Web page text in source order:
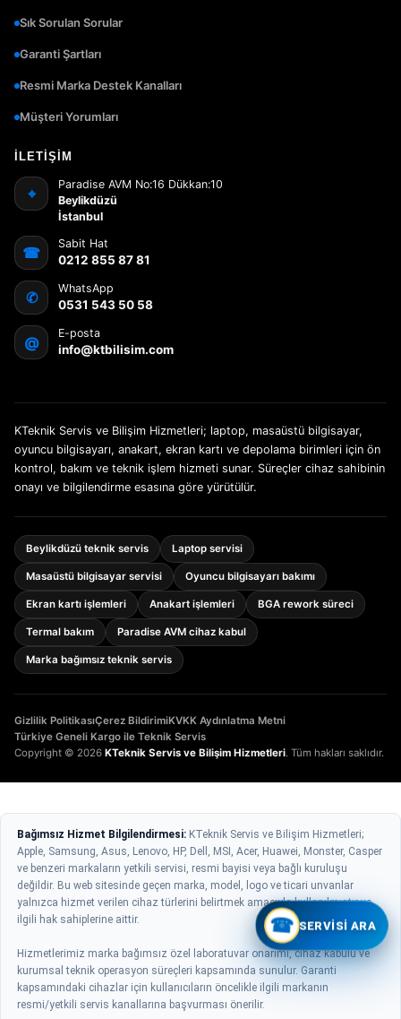
Sık Sorulan Sorular
Garanti Şartları
Resmi Marka Destek Kanalları
Müşteri Yorumları
İLETIŞIM
⌖
Paradise AVM No:16 Dükkan:10
Beylikdüzü
İstanbul
☎
Sabit Hat
0212 855 87 81
✆
WhatsApp
0531 543 50 58
@
E-posta
info@ktbilisim.com
KTeknik Servis ve Bilişim Hizmetleri; laptop, masaüstü bilgisayar,
oyuncu bilgisayarı, anakart, ekran kartı ve depolama birimleri için ön
kontrol, bakım ve teknik işlem hizmeti sunar. Süreçler cihaz sahibinin
onayı ve bilgilendirme esasına göre yürütülür.
Beylikdüzü teknik servis Laptop servisi
Masaüstü bilgisayar servisi Oyuncu bilgisayarı bakımı
Ekran kartı işlemleri Anakart işlemleri BGA rework süreci
Termal bakım Paradise AVM cihaz kabul
Marka bağımsız teknik servis
Copyright © 2026 KTeknik Servis ve Bilişim Hizmetleri. Tüm hakları saklıdır.
Gizlilik PolitikasıÇerez BildirimiKVKK Aydınlatma Metni
Türkiye Geneli Kargo ile Teknik Servis
☎ SERVISI ARA
Bağımsız Hizmet Bilgilendirmesi: KTeknik Servis ve Bilişim Hizmetleri;
Apple, Samsung, Asus, Lenovo, HP, Dell, MSI, Acer, Huawei, Monster, Casper
ve benzeri markaların yetkili servisi, resmi bayisi veya bağlı kuruluşu
değildir. Bu web sitesinde geçen marka, model, logo ve ticari unvanlar
yalnızca hizmet verilen cihaz türlerini belirtmek amacıyla kullanılmıştır ve
ilgili hak sahiplerine aittir.
Hizmetlerimiz marka bağımsız özel laboratuvar onarımı, cihaz kabulü ve
kurumsal teknik operasyon süreçleri kapsamında sunulur. Garanti
kapsamındaki cihazlar için kullanıcıların öncelikle ilgili markanın
resmi/yetkili servis kanallarına başvurması önerilir.